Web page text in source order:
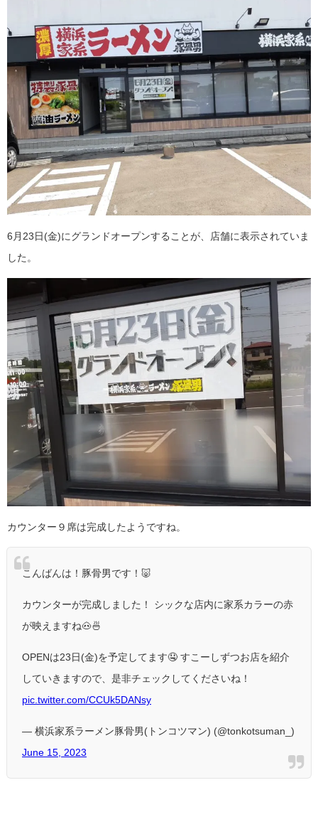
6月23日(金)にグランドオープンすることが、店舗に表示されていま
した。
カウンター９席は完成したようですね。
こんばんは！豚骨男です！🐷
カウンターが完成しました！ シックな店内に家系カラーの赤
が映えますね🐽🍜
OPENは23日(金)を予定してます🤤 すこーしずつお店を紹介
していきますので、是非チェックしてくださいね！
pic.twitter.com/CCUk5DANsy
— 横浜家系ラーメン豚骨男(トンコツマン) (@tonkotsuman_)
June 15, 2023